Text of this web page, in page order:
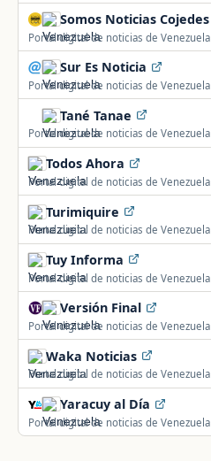
Somos Noticias Cojedes
Portal digital de noticias de Venezuela
Sur Es Noticia
Portal digital de noticias de Venezuela
Tané Tanae
Portal digital de noticias de Venezuela
Todos Ahora
Portal digital de noticias de Venezuela
Turimiquire
Portal digital de noticias de Venezuela
Tuy Informa
Portal digital de noticias de Venezuela
Versión Final
Portal digital de noticias de Venezuela
Waka Noticias
Portal digital de noticias de Venezuela
Yaracuy al Día
Portal digital de noticias de Venezuela